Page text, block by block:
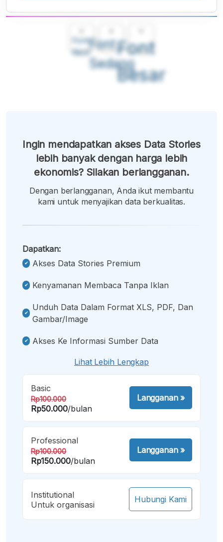
Font
Kecil
Font
Sedang
Font
Besar
Ingin mendapatkan akses Data Stories
lebih banyak dengan harga lebih
ekonomis? Silakan berlangganan.
Dengan berlangganan, Anda ikut membantu
kami untuk menyajikan data berkualitas.
Dapatkan:
Akses Data Stories Premium
Kenyamanan Membaca Tanpa Iklan
Unduh Data Dalam Format XLS, PDF, Dan
Gambar/image
Akses Ke Informasi Sumber Data
Lihat Lebih Lengkap
Basic
Rp100.000
Rp50.000/bulan
Langganan»
Professional
Rp100.000
Rp150.000/bulan
Langganan»
Institutional
Untuk organisasi
Hubungi Kami